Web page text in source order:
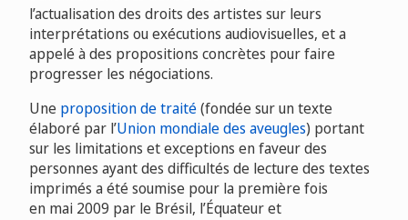
l’actualisation des droits des artistes sur leurs
interprétations ou exécutions audiovisuelles, et a
appelé à des propositions concrètes pour faire
progresser les négociations.
Une proposition de traité(fondée sur un texte
élaboré par l’Union mondiale des aveugles) portant
sur les limitations et exceptions en faveur des
personnes ayant des difficultés de lecture des textes
imprimés a été soumise pour la première fois
en mai 2009 par le Brésil, l’Équateur et